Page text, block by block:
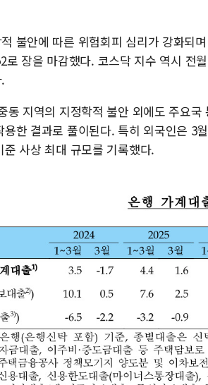
불안에 따른 위험회피 심리가 강화되
로 장을 마감했다. 코스닥 지수 역시 전
동 지역의 지정학적 불안 외에도 주요
용한 결과로 풀이된다. 특히 외국인은 3
사상 최대 규모를 기록했다.